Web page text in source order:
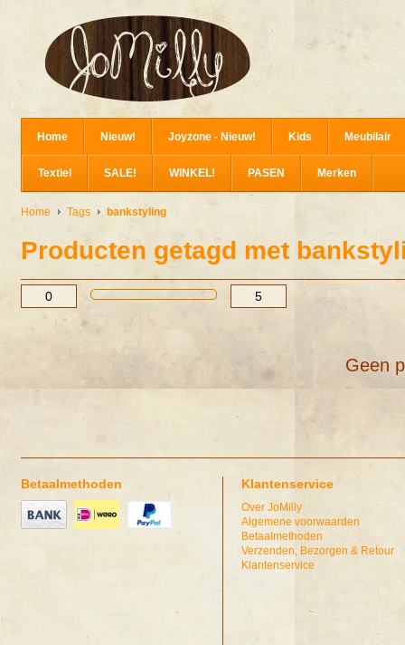
Home Nieuw! Joyzone - Nieuw! Kids Meubilair
Textiel SALE! WINKEL! PASEN Merken
Home Tags bankstyling
Producten getagd met
Geen
Betaalmethoden Klantenservice
Over JoMilly
Algemene voorwaarden
Betaalmethoden
Verzenden, Bezorgen & Retour
Klantenservice